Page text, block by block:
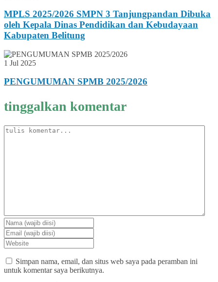
MPLS 2025/2026 SMPN 3 Tanjungpandan Dibuka
oleh Kepala Dinas Pendidikan dan Kebudayaan
Kabupaten Belitung
1 Jul 2025
PENGUMUMAN SPMB 2025/2026
tinggalkan komentar
Simpan nama, email, dan situs web saya pada peramban ini
untuk komentar saya berikutnya.